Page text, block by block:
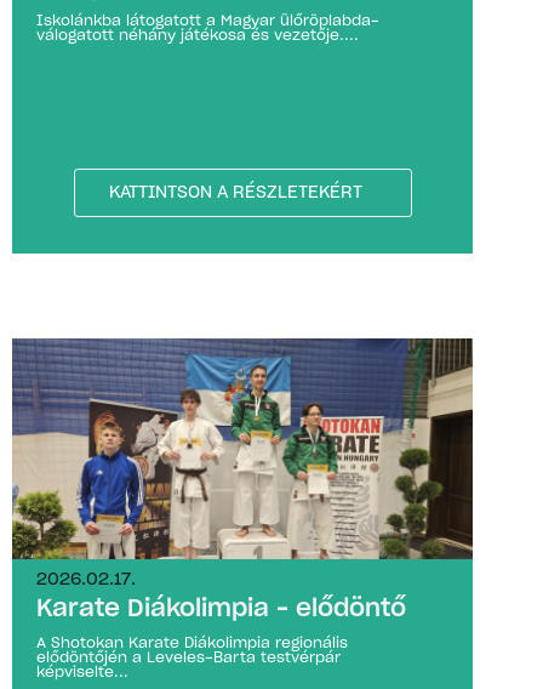
Iskolánkba látogatott a Magyar ülőröplabda-
válogatott néhány játékosa és vezetője....
KATTINTSON A RÉSZLETEKÉRT
2026.02.17.
Karate Diákolimpia – elődöntő
A Shotokan Karate Diákolimpia regionális
elődöntőjén a Leveles-Barta testvérpár
képviselte...